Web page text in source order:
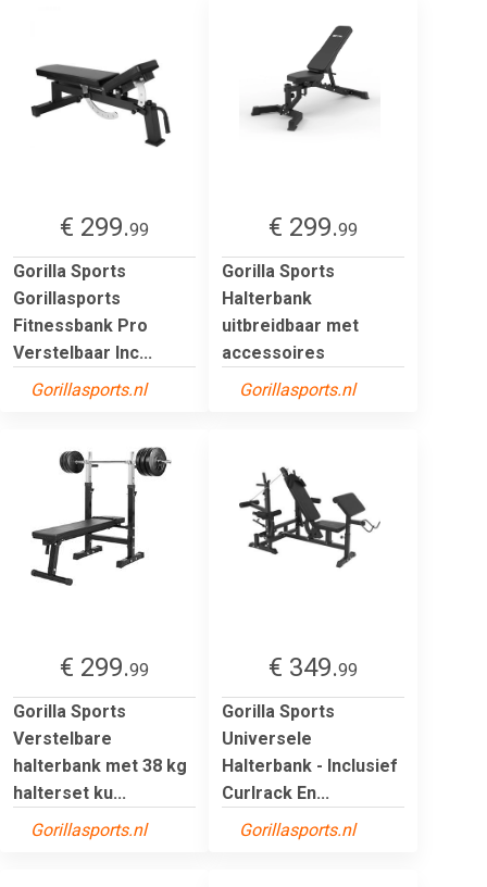
€ 299.99
Gorilla Sports
Gorillasports
Fitnessbank Pro
Verstelbaar Inc...
Gorillasports.nl
€ 299.99
Gorilla Sports
Halterbank
uitbreidbaar met
accessoires
Gorillasports.nl
€ 299.99
Gorilla Sports
Verstelbare
halterbank met 38 kg
halterset ku...
Gorillasports.nl
€ 349.99
Gorilla Sports
Universele
Halterbank - Inclusief
Curlrack En...
Gorillasports.nl